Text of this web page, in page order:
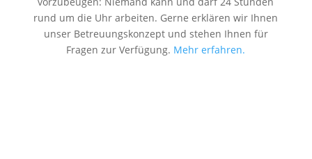
rund um die Uhr arbeiten. Gerne erklären wir Ihnen
unser Betreuungskonzept und stehen Ihnen für
Fragen zur Verfügung. Mehr erfahren.